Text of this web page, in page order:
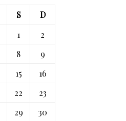
S
D
1
2
8
9
15
16
22
23
29
30